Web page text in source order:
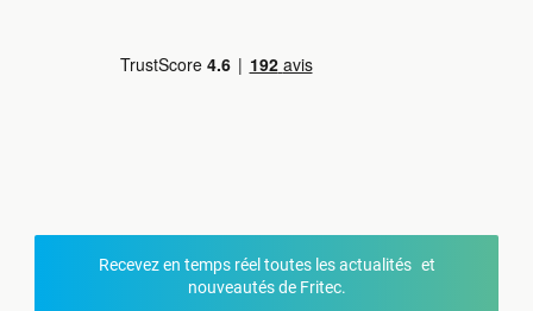
Recevez en temps réel toutes les actualités et
nouveautés de Fritec.